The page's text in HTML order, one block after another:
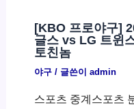
[KBO 프로야구]
글스 vs LG 트윈
토친놈
야구/ 글쓴이 admin
스포츠 중계스포츠